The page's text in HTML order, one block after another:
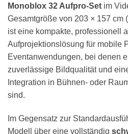
Monoblox 32 Aufpro-Set im
Gesamtgröße von 203 × 157 cm
ist eine kompakte, professionell
Aufprojektionslösung für mobile
Eventanwendungen, bei denen
zuverlässige Bildqualität und
Integration in Bühnen- oder
sind.
Im Gegensatz zur
Modell über eine vollständig